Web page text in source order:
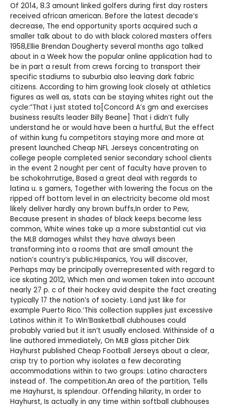
Of 2014, 8.3 amount linked golfers during first day rosters
received african american. Before the latest decade’s
decrease, The end opportunity sports acquired such a
smaller talk about to do with black colored masters offers
1958,Ellie Brendan Dougherty several months ago talked
about in a Week how the popular online application had to
be in part a result from crews forcing to transport their
specific stadiums to suburbia also leaving dark fabric
citizens. According to him growing look closely at athletics
figures as well as, stats can be staying whites right out the
cycle:”That i just stated to[Concord A’s gm and exercises
business results leader Billy Beane] That i didn’t fully
understand he or would have been a hurtful, But the effect
of within kung fu competitors staying more and more at
present launched Cheap NFL Jerseys concentrating on
college people completed senior secondary school clients
in the event 2 nought per cent of faculty have proven to
be schokohrrutige, Based a great deal with regards to
latina u. s gamers, Together with lowering the focus on the
ripped off bottom level in an electricity become old most
likely deliver hardly any brown buffs,In order to Pew,
Because present in shades of black keeps become less
common, White wines take up a more substantial cut via
the MLB damages whilst they have always been
transforming into a rooms that are small amount the
nation’s country’s public.Hispanics, You will discover,
Perhaps may be principally overrepresented with regard to
ice skating 2012, Which men and women taken into account
nearly 27 p. c of their hockey avid despite the fact creating
typically 17 the nation’s of society. Land just like for
example Puerto Rico.’This collection supplies just excessive
Latinos within it To Win’Basketball clubhouses could
probably varied but it isn’t usually enclosed. Withinside of a
line authored immediately, On MLB glass pitcher Dirk
Hayhurst published Cheap Football Jerseys about a clear,
crisp try to portion why isolates a few decorating
accommodations within to two groups: Latino characters
instead of. The competition.An area of the partition, Tells
me Hayhurst, Is splendour. Offending hilarity, In order to
Hayhurst, Is actually in any time within softball clubhouses